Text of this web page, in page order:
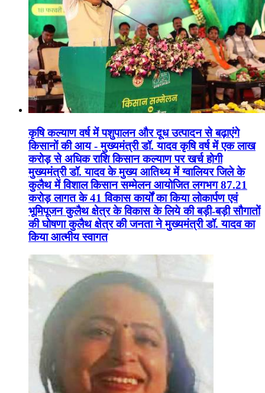
कृषि कल्याण वर्ष में पशुपालन और दूध उत्पादन से बढ़ाएंगे
किसानों की आय - मुख्यमंत्री डॉ. यादव कृषि वर्ष में एक लाख
करोड़ से अधिक राशि किसान कल्याण पर खर्च होगी
मुख्यमंत्री डॉ. यादव के मुख्य आतिथ्य में ग्वालियर जिले के
कुलैथ में विशाल किसान सम्मेलन आयोजित लगभग 87.21
करोड़ लागत के 41 विकास कार्यों का किया लोकार्पण एवं
भूमिपूजन कुलैथ क्षेत्र के विकास के लिये की बड़ी-बड़ी सौगातों
की घोषणा कुलैथ क्षेत्र की जनता ने मुख्यमंत्री डॉ. यादव का
किया आत्मीय स्वागत